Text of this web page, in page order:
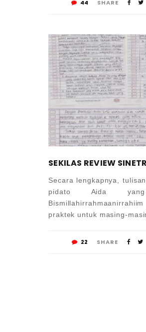
44 SHARE
SEKILAS REVIEW
Secara lengkapnya,
pidato Aida
praktek untuk masing-
22 SHARE